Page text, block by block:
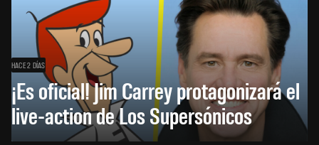
HACE 2 DÍAS
¡Es oficial! Jim Carrey protagonizará el
live-action de Los Supersónicos